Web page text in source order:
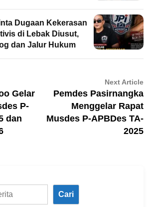
Dugaan Kekerasan
di Lebak Diusut,
dan Jalur Hukum
Gelar
P-
dan
Next Article
Pemdes Pasirnangka
Menggelar Rapat
Musdes P-APBDes TA-
2025
Cari